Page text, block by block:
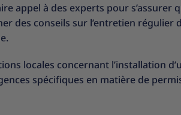
appel à des experts pour
des conseils sur l’entretien régulier
locales concernant l’installation
spécifiques en matière de